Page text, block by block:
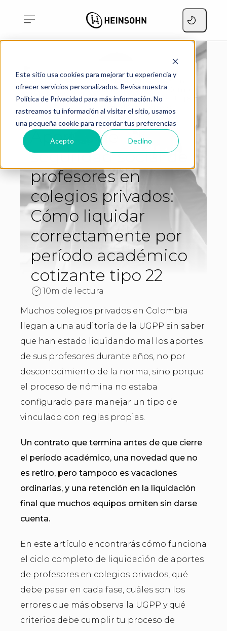
Este sitio usa cookies para mejorar tu experiencia y
ofrecer servicios personalizados. Revisa nuestra
Política de Privacidad para más información. No
rastreamos tu información al visitar el sitio, usamos
una pequeña cookie para recordar tus preferencias
Acepto Declino
Aportes de seguridad
social de profesores en
colegios privados: Cómo
liquidar correctamente por
período académico
cotizante tipo 22
Aportes de
seguridad social de
profesores en
colegios privados:
Cómo liquidar
correctamente por
período académico
cotizante tipo 22
10m de lectura
Muchos colegios privados en Colombia
llegan a una auditoría de la UGPP sin saber
que han estado liquidando mal los aportes
de sus profesores durante años, no por
desconocimiento de la norma, sino porque
el proceso de nómina no estaba
configurado para manejar un tipo de
vinculado con reglas propias.
Un contrato que termina antes de que cierre
el período académico, una novedad que no
es retiro, pero tampoco es vacaciones
ordinarias, y una retención en la liquidación
final que muchos equipos omiten sin darse
cuenta.
En este artículo encontrarás cómo funciona
el ciclo completo de liquidación de aportes
de profesores en colegios privados, qué
debe pasar en cada fase, cuáles son los
errores que más observa la UGPP y qué
criterios debe cumplir tu proceso de